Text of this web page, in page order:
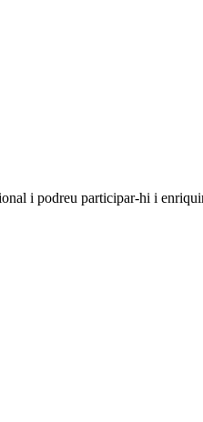
i podreu participar-hi i